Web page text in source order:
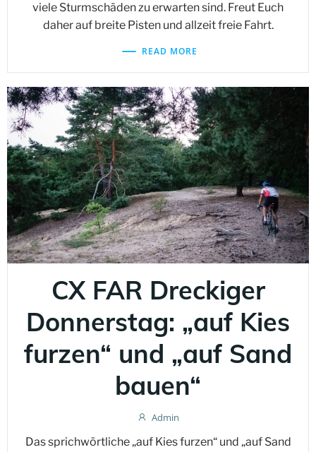
viele Sturmschäden zu erwarten sind. Freut Euch
daher auf breite Pisten und allzeit freie Fahrt.
READ MORE
CX FAR Dreckiger
Donnerstag: „auf Kies
furzen“ und „auf Sand
bauen“
Admin
Das sprichwörtliche „auf Kies furzen“ und „auf Sand